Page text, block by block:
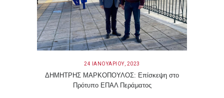
24 ΙΑΝΟΥΑΡΊΟΥ, 2023
ΔΗΜΗΤΡΗΣ ΜΑΡΚΟΠΟΥΛΟΣ: Επίσκεψη στο
Πρότυπο ΕΠΑΛ Περάματος